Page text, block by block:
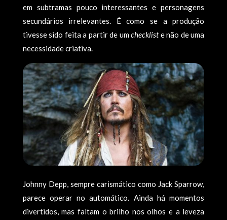
em subtramas pouco interessantes e personagens
secundários irrelevantes. É como se a produção
tivesse sido feita a partir de umcheckliste não de uma
necessidade criativa.
Johnny Depp, sempre carismático como Jack Sparrow,
parece operar no automático. Ainda há momentos
divertidos, mas faltam o brilho nos olhos e a leveza